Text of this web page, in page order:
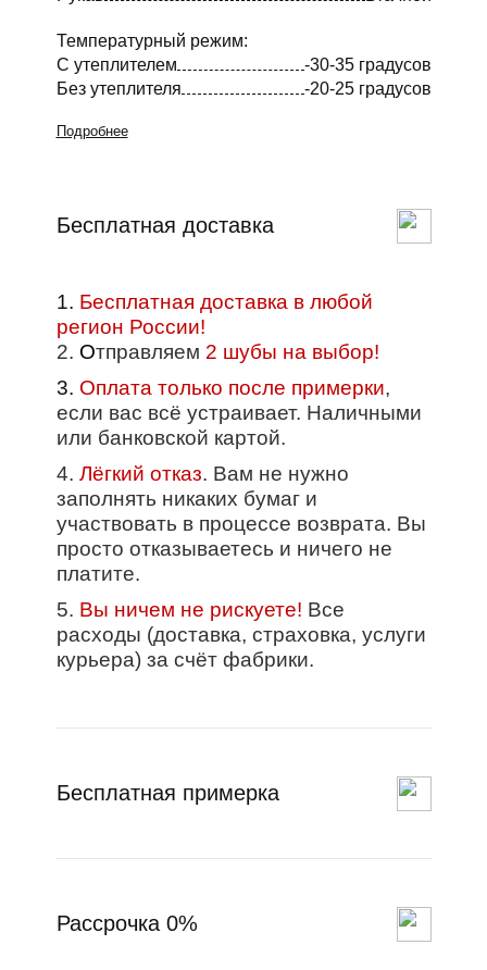
Температурный режим:
С утеплителем
-30-35 градусов
Без утеплителя
-20-25 градусов
Подробнее
Бесплатная доставка
1. Бесплатная доставка в любой
регион России!
2. Отправляем 2 шубы на выбор!
3. Оплата только после примерки,
если вас всё устраивает. Наличными
или банковской картой.
4. Лёгкий отказ. Вам не нужно
заполнять никаких бумаг и
участвовать в процессе возврата. Вы
просто отказываетесь и ничего не
платите.
5. Вы ничем не рискуете! Все
расходы (доставка, страховка, услуги
курьера) за счёт фабрики.
Бесплатная примерка
Рассрочка 0%